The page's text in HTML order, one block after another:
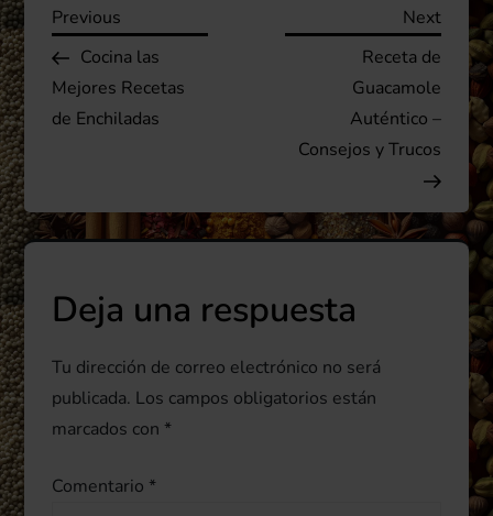
N
a
v
g
a
c
i
ó
n
Previous
Post
Previous
Cocina las
Mejores Recetas
de Enchiladas
Next
Post
Next
Receta de
Guacamole
Auténtico –
Consejos y Trucos
Deja una respuesta
Tu dirección de correo electrónico no será
publicada. Los campos obligatorios están
marcados con *
Comentario *